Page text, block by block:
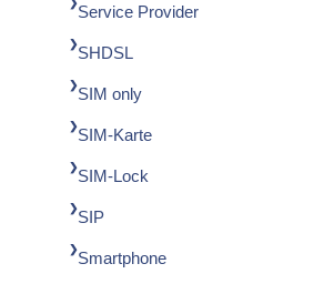
Service Provider
SHDSL
SIM only
SIM-Karte
SIM-Lock
SIP
Smartphone